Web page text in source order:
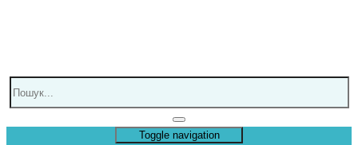
Toggle navigation